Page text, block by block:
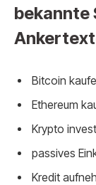
bekannte
Bitcoin
Ethereum
Krypto
passives
Kredit